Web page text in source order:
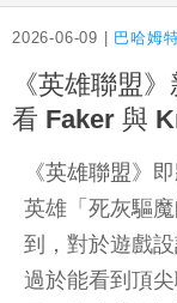
2026-06-09 | 巴哈姆
《英雄聯盟
看 Faker 與
《英雄聯盟》
英雄「死灰驅
到，對於遊戲
過於能看到頂